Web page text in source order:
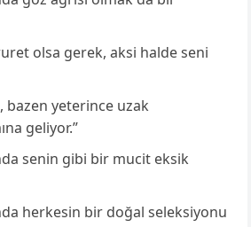
olsa gerek, aksi halde seni
bazen yeterince uzak
geliyor.”
senin gibi bir mucit eksik
herkesin bir doğal seleksiyonu